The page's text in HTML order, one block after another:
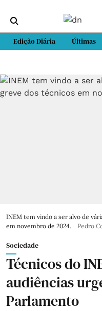
Edição Diária Últimas
INEM tem vindo a ser alvo de
em novembro de 2024.
Pedro
Sociedade
Técnicos do
audiências
Parlamento